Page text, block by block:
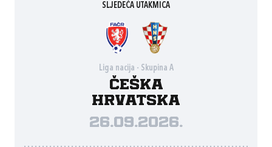
SLJEDEĆA UTAKMICA
Liga nacija - Skupina A
Češka
Hrvatska
26.09.2026.